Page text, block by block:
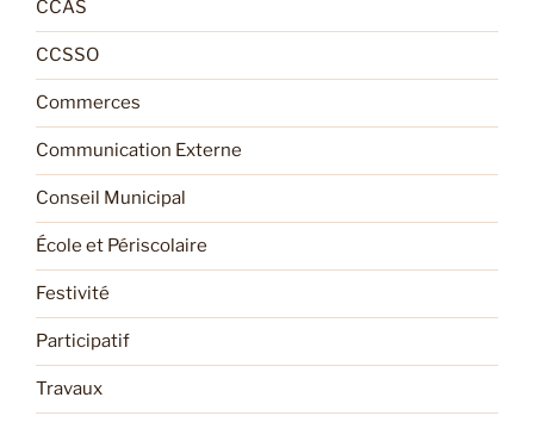
CCAS
CCSSO
Commerces
Communication Externe
Conseil Municipal
École et Périscolaire
Festivité
Participatif
Travaux